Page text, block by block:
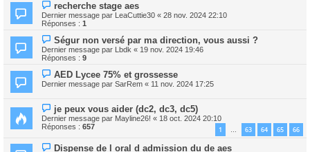
recherche stage aes
Dernier message par LeaCuttie30 « 28 nov. 2024 22:10
Réponses : 1
Ségur non versé par ma direction, vous aussi ?
Dernier message par Lbdk « 19 nov. 2024 19:46
Réponses : 9
AED Lycee 75% et grossesse
Dernier message par SarRem « 11 nov. 2024 17:25
je peux vous aider (dc2, dc3, dc5)
Dernier message par Mayline26! « 18 oct. 2024 20:10
Réponses : 657 1 … 63 64 65 66
Dispense de l oral d admission du de aes